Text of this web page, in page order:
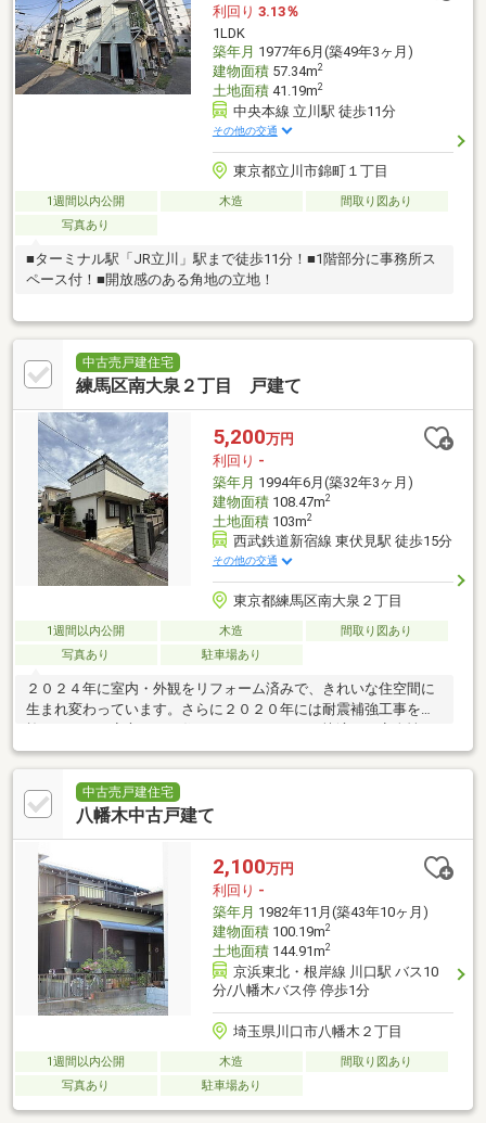
利回り 3.13％
1LDK
築年月 1977年6月(築49年3ヶ月)
建物面積57.34m2
土地面積41.19m2
中央本線 立川駅 徒歩11分
その他の交通
東京都立川市錦町１丁目
1週間以内公開 木造
間取り図あり
写真あり
■ターミナル駅「JR立川」駅まで徒歩11分！■1階部分に事務所ス
ペース付！■開放感のある角地の立地！
中古売戸建住宅
練馬区南大泉２丁目 戸建て
5,200万円
利回り -
築年月 1994年6月(築32年3ヶ月)
建物面積108.47m2
土地面積103m2
西武鉄道新宿線 東伏見駅 徒歩15分
その他の交通
東京都練馬区南大泉２丁目
1週間以内公開 木造
間取り図あり
写真あり
駐車場あり
２０２４年に室内・外観をリフォーム済みで、きれいな住空間に
生まれ変わっています。さらに２０２０年には耐震補強工事を実
兼ね備えた魅力的な戸建です
中古売戸建住宅
八幡木中古戸建て
2,100万円
利回り -
築年月 1982年11月(築43年10ヶ月)
建物面積100.19m2
土地面積144.91m2
京浜東北・根岸線 川口駅 バス10
分/八幡木バス停 停歩1分
埼玉県川口市八幡木２丁目
1週間以内公開 木造
間取り図あり
写真あり
駐車場あり